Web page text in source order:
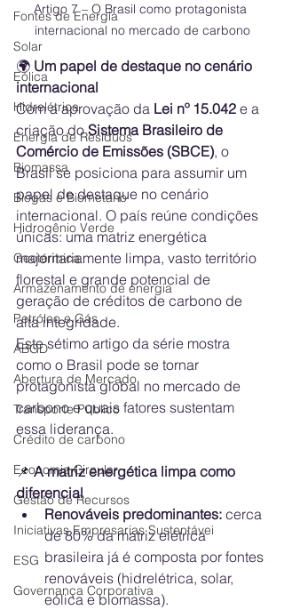
Fontes de Energia
Solar
Eólica
Hidrelétrica
Energia de Resíduos
Biomassa
Biogás e Biometano
Hidrogênio Verde
Geotérmica
Armazenamento de energia
Petróleo e Gás
ABGD
Abertura de Mercado
Transporte Público
Crédito de carbono
Economia Circular
Gestão de Recursos
Iniciativas Empresarias Sustentávei
ESG
Governança Corporativa
Artigo 7 – O Brasil como protagonista
internacional no mercado de carbono
🌍 Um papel de destaque no cenário
internacional
Com a aprovação da Lei nº 15.042 e a
criação do Sistema Brasileiro de
Comércio de Emissões (SBCE), o
Brasil se posiciona para assumir um
papel de destaque no cenário
internacional. O país reúne condições
únicas: uma matriz energética
majoritariamente limpa, vasto território
florestal e grande potencial de
geração de créditos de carbono de
alta integridade.
Este sétimo artigo da série mostra
como o Brasil pode se tornar
protagonista global no mercado de
carbono e quais fatores sustentam
essa liderança.
📌 A matriz energética limpa como
diferencial
Renováveis predominantes: cerca
de 80% da matriz elétrica
brasileira já é composta por fontes
renováveis (hidrelétrica, solar,
eólica e biomassa).